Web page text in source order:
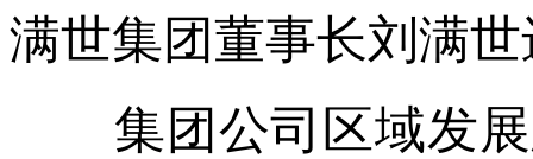
满世集团董事长刘满
集团公司区域发展